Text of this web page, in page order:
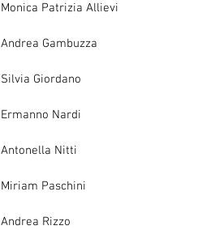
Monica Patrizia Allievi
Andrea Gambuzza
Silvia Giordano
Ermanno Nardi
Antonella Nitti
Miriam Paschini
Andrea Rizzo